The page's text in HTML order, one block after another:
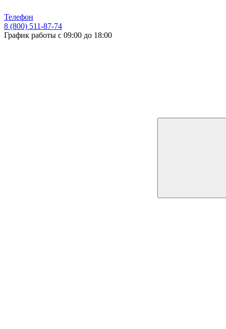
Телефон
8 (800) 511-87-74
График работы с 09:00 до 18:00